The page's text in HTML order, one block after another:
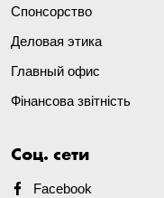
Спонсорство
Деловая этика
Главный офис
Фінансова звітність
Соц. сети
Facebook